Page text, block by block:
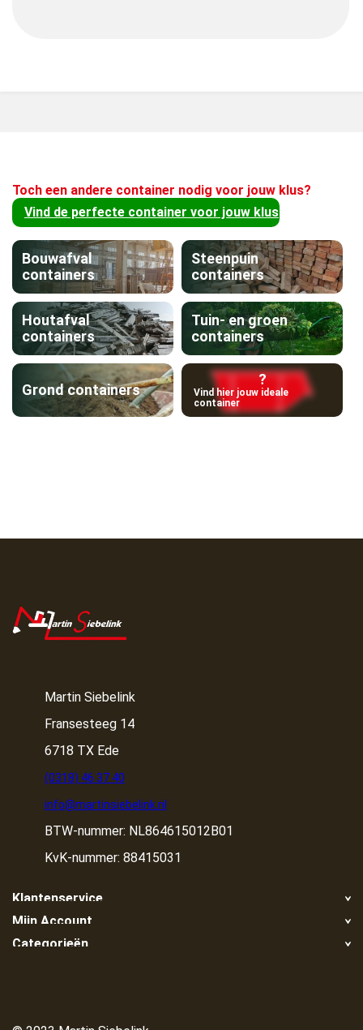
Toch een andere container nodig voor jouw klus?
Vind de perfecte container voor jouw klus
Bouwafval
containers
Steenpuin
containers
Houtafval
containers
Tuin- en groen
containers
Grond containers
?
Vind hier jouw ideale
container
Martin Siebelink
Fransesteeg 14
6718 TX Ede
(0318) 46 37 40
info@martinsiebelink.nl
BTW-nummer: NL864615012B01
KvK-nummer: 88415031
Klantenservice
Retour
Mijn Account
Registreren
Categorieën
Grond/zand nodig?